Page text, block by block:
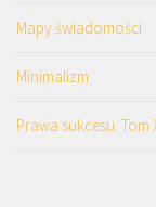
Mapy świadomości
Minimalizm
Prawa sukcesu. Tom